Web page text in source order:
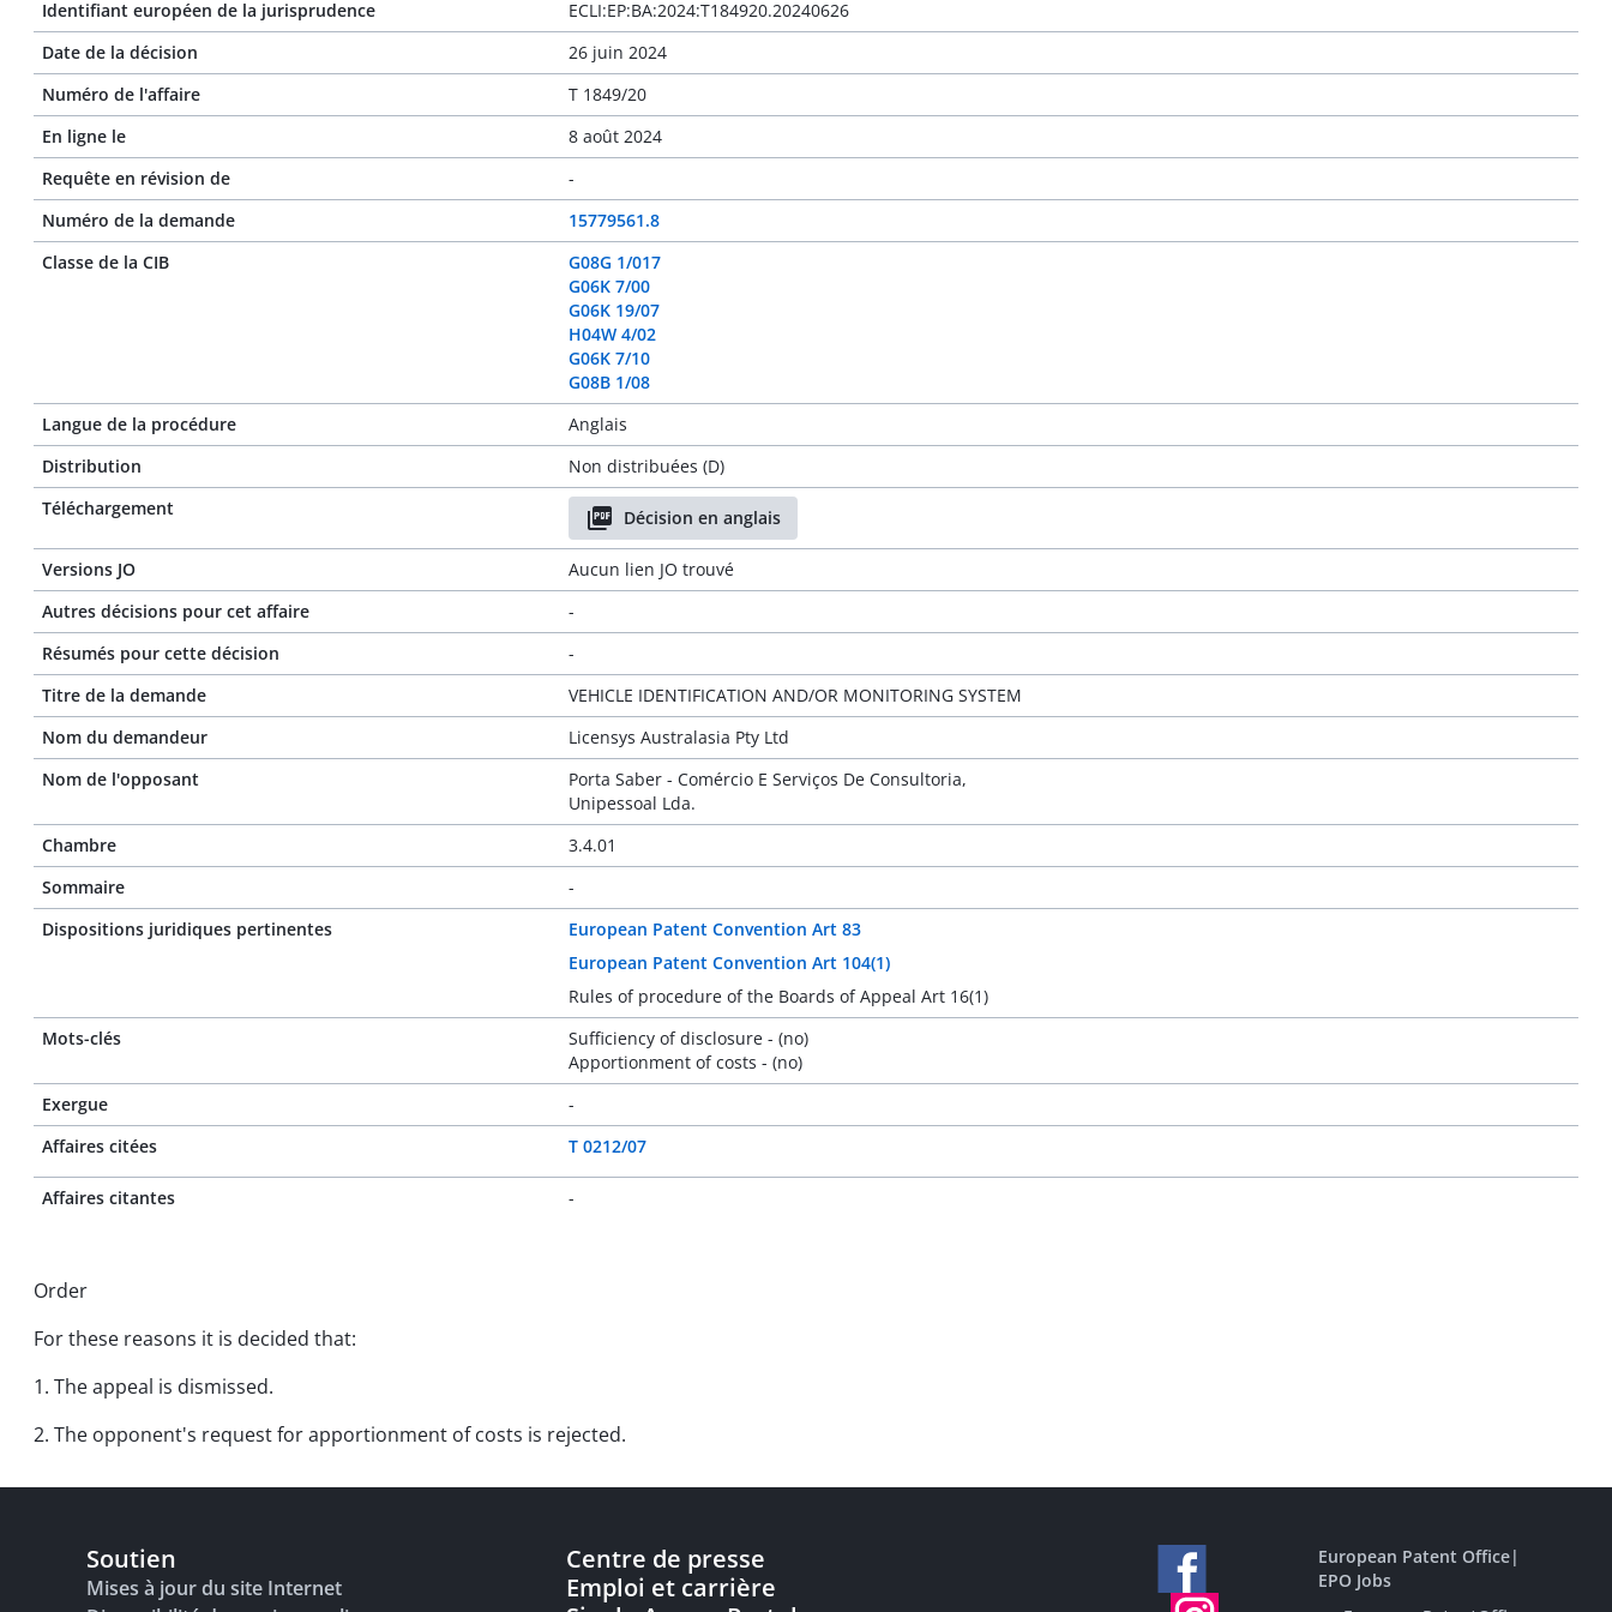
Identifiant européen de la jurisprudence
ECLI:EP:BA:2024:T184920.20240626
Date de la décision
26 juin 2024
Numéro de l'affaire
T 1849/20
En ligne le
8 août 2024
Requête en révision de
-
Numéro de la demande
15779561.8
Classe de la CIB
G08G 1/017
G06K 7/00
G06K 19/07
H04W 4/02
G06K 7/10
G08B 1/08
Langue de la procédure
Anglais
Distribution
Non distribuées (D)
Téléchargement
Décision en anglais
Versions JO
Aucun lien JO trouvé
Autres décisions pour cet affaire
-
Résumés pour cette décision
-
Titre de la demande
VEHICLE IDENTIFICATION AND/OR MONITORING SYSTEM
Nom du demandeur
Licensys Australasia Pty Ltd
Nom de l'opposant
Porta Saber - Comércio E Serviços De Consultoria,
Unipessoal Lda.
Chambre
3.4.01
Sommaire
-
Dispositions juridiques pertinentes
European Patent Convention Art 83
European Patent Convention Art 104(1)
Rules of procedure of the Boards of Appeal Art 16(1)
Mots-clés
Sufficiency of disclosure - (no)
Apportionment of costs - (no)
Exergue
-
Affaires citées
T 0212/07
Affaires citantes -
Order
For these reasons it is decided that:
1. The appeal is dismissed.
2. The opponent's request for apportionment of costs is rejected.
Soutien
Mises à jour du site Internet
Centre de presse
Emploi et carrière
European Patent Office|
EPO Jobs